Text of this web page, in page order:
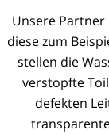
Unsere
diese zum
stellen die
verstopfte
defekten